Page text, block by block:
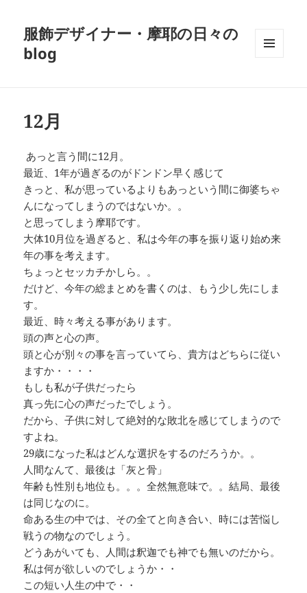
服飾デザイナー・摩耶の日々の
blog
12月
あっと言う間に12月。
最近、1年が過ぎるのがドンドン早く感じて
きっと、私が思っているよりもあっという間に御婆ちゃ
んになってしまうのではないか。。
と思ってしまう摩耶です。
大体10月位を過ぎると、私は今年の事を振り返り始め来
年の事を考えます。
ちょっとセッカチかしら。。
だけど、今年の総まとめを書くのは、もう少し先にしま
す。
最近、時々考える事があります。
頭の声と心の声。
頭と心が別々の事を言っていてら、貴方はどちらに従い
ますか・・・・
もしも私が子供だったら
真っ先に心の声だったでしょう。
だから、子供に対して絶対的な敗北を感じてしまうので
すよね。
29歳になった私はどんな選択をするのだろうか。。
人間なんて、最後は「灰と骨」
年齢も性別も地位も。。。全然無意味で。。結局、最後
は同じなのに。
命ある生の中では、その全てと向き合い、時には苦悩し
戦うの物なのでしょう。
どうあがいても、人間は釈迦でも神でも無いのだから。
私は何が欲しいのでしょうか・・
この短い人生の中で・・